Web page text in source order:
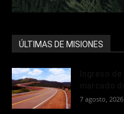
ÚLTIMAS DE MISIONES
7 agosto, 2026